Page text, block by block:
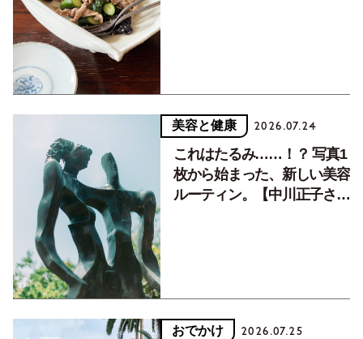
美容と健康 2026.07.24
これはたるみ……！？ 写真1
枚から始まった、新しい美容
ルーティン。【中川正子さん
おでかけ 2026.07.25